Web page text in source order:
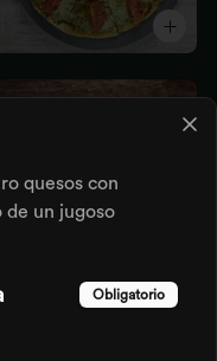
quesos con
de un jugoso
Obligatorio